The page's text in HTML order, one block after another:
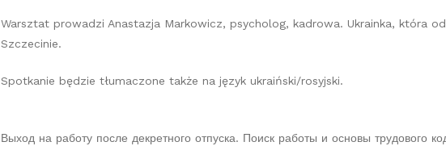
Warsztat prowadzi Anastazja Markowicz, psycholog, kadrowa. Ukrainka, która
Szczecinie.
Spotkanie będzie tłumaczone także na język ukraiński/rosyjski.
Выход на работу после декретного отпуска. Поиск работы и основы трудового